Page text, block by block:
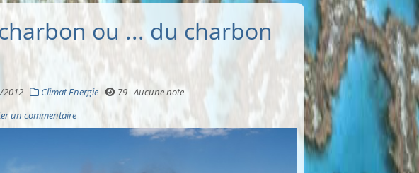
ou ... du charbon
2012 Climat Energie 79 Aucune note
un commentaire